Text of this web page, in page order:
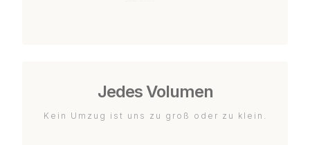
Jedes Volumen
Kein Umzug ist uns zu groß oder zu klein.